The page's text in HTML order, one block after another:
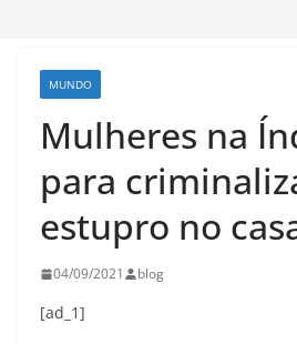
MUNDO
Mulheres na
para
estupro no
04/09/2021 blog
[ad_1]